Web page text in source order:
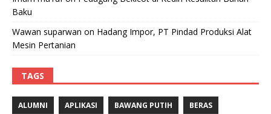
Baku
Wawan suparwan on Hadang Impor, PT Pindad Produksi Alat
Mesin Pertanian
TAGS
ALUMNI APLIKASI BAWANG PUTIH BERAS